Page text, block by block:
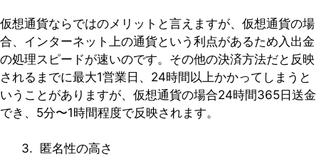
仮想通貨ならではのメリットと言えますが、仮想通貨の場
合、インターネット上の通貨という利点があるため入出金
の処理スピードが速いのです。その他の決済方法だと反映
されるまでに最大1営業日、24時間以上かかってしまうと
いうことがありますが、仮想通貨の場合24時間365日送金
でき、5分〜1時間程度で反映されます。
匿名性の高さ